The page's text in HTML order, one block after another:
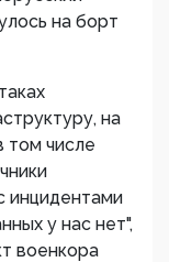
на борт
на
том числе
инцидентами
у нас нет",
военкора